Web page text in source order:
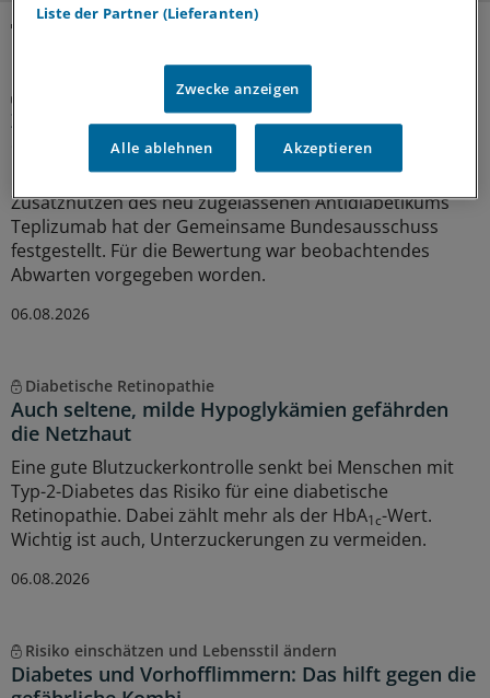
Zusatznutzten für Teplizumab nicht
quantifizierbar
Keinen Anhaltspunkt für einen quantifizierbaren
Zusatznutzen des neu zugelassenen Antidiabetikums
Teplizumab hat der Gemeinsame Bundesausschuss
festgestellt. Für die Bewertung war beobachtendes
Abwarten vorgegeben worden.
06.08.2026
Diabetische Retinopathie
Auch seltene, milde Hypoglykämien gefährden
die Netzhaut
Eine gute Blutzuckerkontrolle senkt bei Menschen mit
Typ-2-Diabetes das Risiko für eine diabetische
Retinopathie. Dabei zählt mehr als der HbA1c-Wert.
Wichtig ist auch, Unterzuckerungen zu vermeiden.
06.08.2026
Risiko einschätzen und Lebensstil ändern
Diabetes und Vorhofflimmern: Das hilft gegen die
Liste der Partner (Lieferanten)
Zwecke anzeigen
Alle ablehnen Akzeptieren